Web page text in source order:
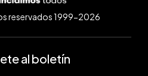
reservados 1999-2026
al boletín